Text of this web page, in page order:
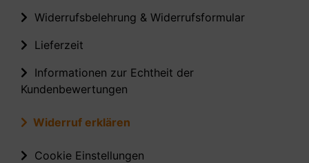
Widerrufsbelehrung & Widerrufsformular
Lieferzeit
Informationen zur Echtheit der
Kundenbewertungen
Widerruf erklären
Cookie Einstellungen